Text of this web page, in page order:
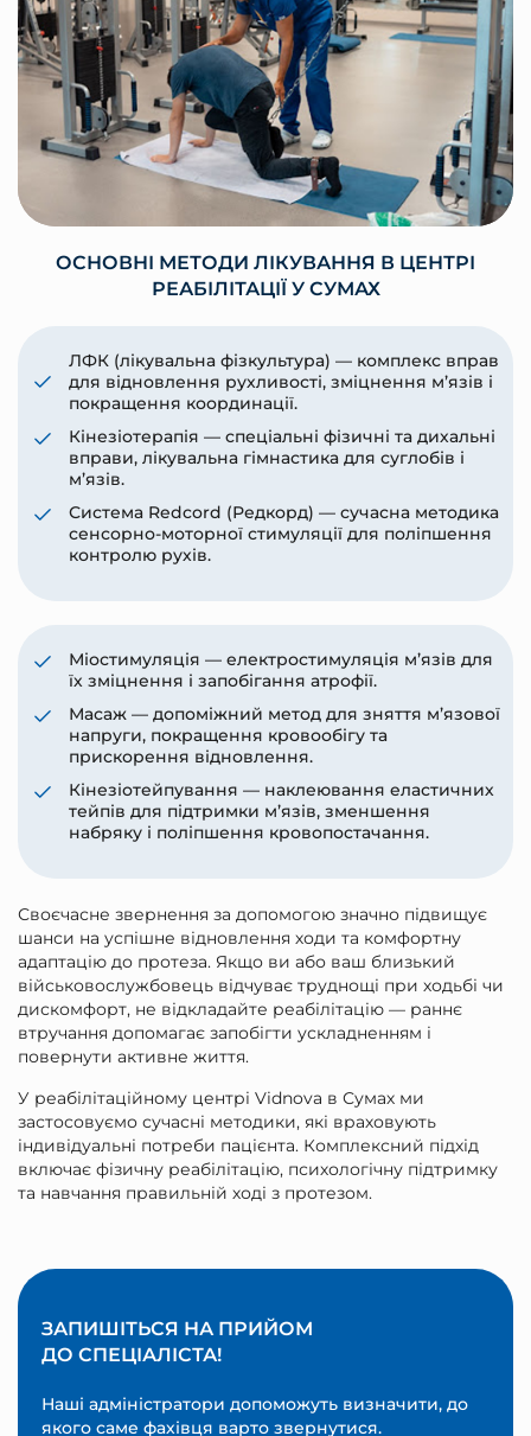
ОСНОВНІ МЕТОДИ ЛІКУВАННЯ В ЦЕНТРІ
РЕАБІЛІТАЦІЇ У СУМАХ
ЛФК (лікувальна фізкультура) — комплекс вправ
для відновлення рухливості, зміцнення м’язів і
покращення координації.
Кінезіотерапія — спеціальні фізичні та дихальні
вправи, лікувальна гімнастика для суглобів і
м’язів.
Система Redcord (Редкорд) — сучасна методика
сенсорно-моторної стимуляції для поліпшення
контролю рухів.
Міостимуляція — електростимуляція м’язів для
їх зміцнення і запобігання атрофії.
Масаж — допоміжний метод для зняття м’язової
напруги, покращення кровообігу та
прискорення відновлення.
Кінезіотейпування — наклеювання еластичних
тейпів для підтримки м’язів, зменшення
набряку і поліпшення кровопостачання.
Своєчасне звернення за допомогою значно підвищує
шанси на успішне відновлення ходи та комфортну
адаптацію до протеза. Якщо ви або ваш близький
військовослужбовець відчуває труднощі при ходьбі чи
дискомфорт, не відкладайте реабілітацію — раннє
втручання допомагає запобігти ускладненням і
повернути активне життя.
У реабілітаційному центрі Vidnova в Сумах ми
застосовуємо сучасні методики, які враховують
індивідуальні потреби пацієнта. Комплексний підхід
включає фізичну реабілітацію, психологічну підтримку
та навчання правильній ході з протезом.
ЗАПИШІТЬСЯ НА ПРИЙОМ
ДО СПЕЦІАЛІСТА!
Наші адміністратори допоможуть визначити, до
якого саме фахівця варто звернутися.